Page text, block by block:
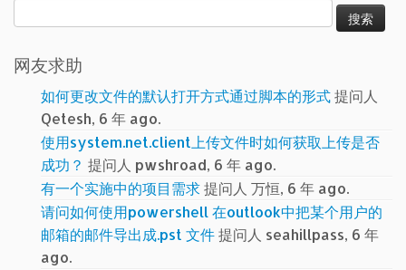
索：
网友求助
如何更改文件的默认打开方式通过脚本的形式提问人
Qetesh, 6 年 ago.
使用system.net.client上传文件时如何获取上传是否
成功？ 提问人 pwshroad, 6 年 ago.
有一个实施中的项目需求提问人 万恒, 6 年 ago.
请问如何使用powershell 在outlook中把某个用户的
邮箱的邮件导出成.pst 文件提问人 seahillpass, 6 年
ago.